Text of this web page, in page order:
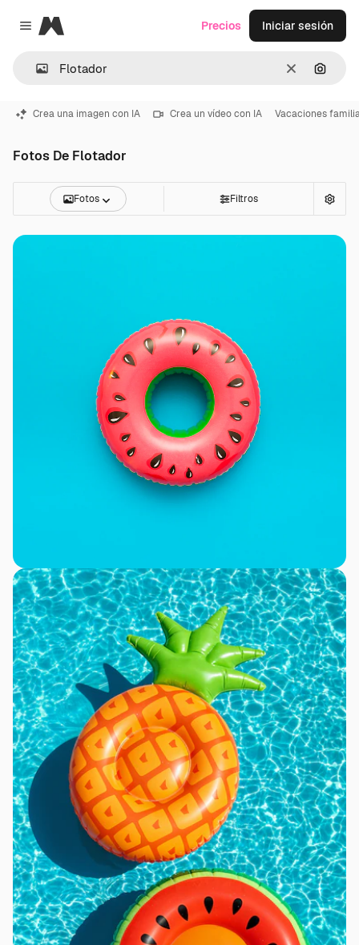
Close menu
Magnific
Borrar
Precios Iniciar sesión
Crea una imagen con IA Crea un vídeo con IA Vacaciones
Fotos De Flotador
Fotos Filtros